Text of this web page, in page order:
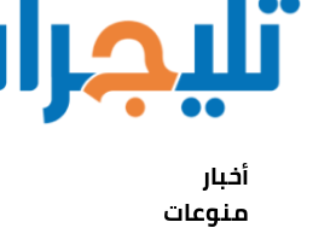
أخبار
منوعات